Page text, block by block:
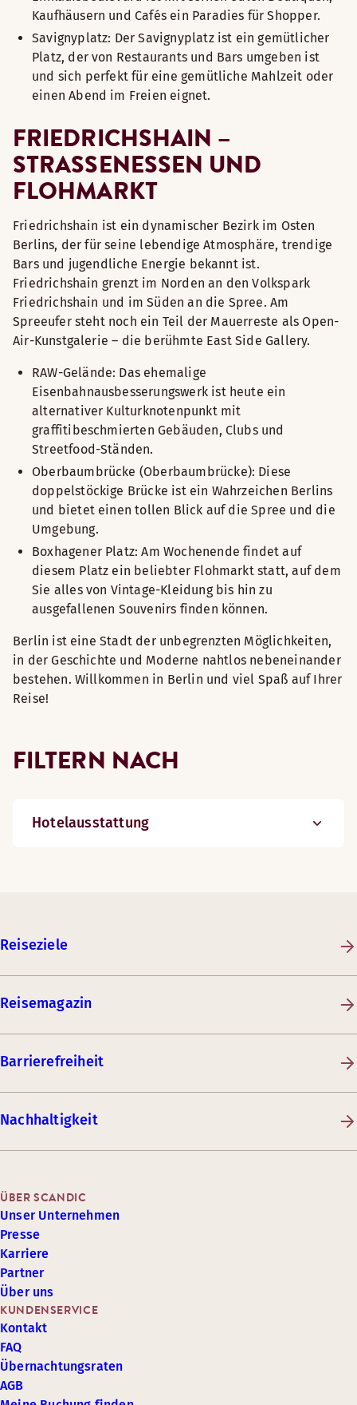
Kaufhäusern und Cafés ein Paradies für Shopper.
Savignyplatz: Der Savignyplatz ist ein gemütlicher
Platz, der von Restaurants und Bars umgeben ist
und sich perfekt für eine gemütliche Mahlzeit oder
einen Abend im Freien eignet.
FRIEDRICHSHAIN –
STRASSENESSEN UND F
LOHMARKT
Friedrichshain ist ein dynamischer Bezirk im Osten
Berlins, der für seine lebendige Atmosphäre, trendige
Bars und jugendliche Energie bekannt ist.
Friedrichshain grenzt im Norden an den Volkspark
Friedrichshain und im Süden an die Spree. Am
Spreeufer steht noch ein Teil der Mauerreste als Open-
Air-Kunstgalerie – die berühmte East Side Gallery.
RAW-Gelände: Das ehemalige
Eisenbahnausbesserungswerk ist heute ein
alternativer Kulturknotenpunkt mit
graffitibeschmierten Gebäuden, Clubs und
Streetfood-Ständen.
Oberbaumbrücke (Oberbaumbrücke): Diese
doppelstöckige Brücke ist ein Wahrzeichen Berlins
und bietet einen tollen Blick auf die Spree und die
Umgebung.
Boxhagener Platz: Am Wochenende findet auf
diesem Platz ein beliebter Flohmarkt statt, auf dem
Sie alles von Vintage-Kleidung bis hin zu
ausgefallenen Souvenirs finden können.
Berlin ist eine Stadt der unbegrenzten Möglichkeiten,
in der Geschichte und Moderne nahtlos nebeneinander
bestehen. Willkommen in Berlin und viel Spaß auf Ihrer
Reise!
FILTERN NACH
Hotelausstattung
Reiseziele
Reisemagazin
Barrierefreiheit
Nachhaltigkeit
KUNDENSERVICE
Kontakt
FAQ
Übernachtungsraten
AGB
ÜBER SCANDIC
Unser Unternehmen
Presse
Karriere
Partner
Über uns